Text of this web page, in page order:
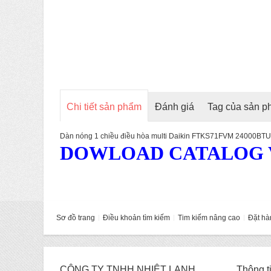
Chi tiết sản phẩm Đánh giá Tag của sản
Dàn nóng 1 chiều điều hòa multi Daikin FTKS71FVM 24000BTU
DOWLOAD
Sơ đồ trang Điều khoản tìm kiếm Tim kiếm nâng cao Đặt